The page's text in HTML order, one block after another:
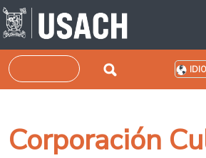
Pasar al contenido principal
Buscar
Corporación